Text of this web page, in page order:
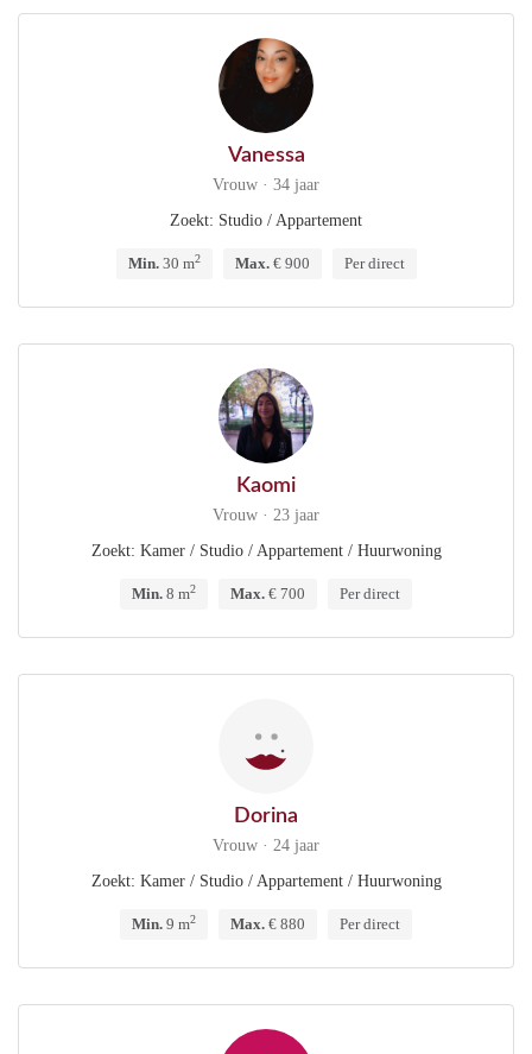
Vanessa
Vrouw · 34 jaar
Zoekt: Studio / Appartement
Min.30 m2 Max.€ 900 Per direct
Kaomi
Vrouw · 23 jaar
Zoekt: Kamer / Studio / Appartement / Huurwoning
Min. 8 m2 Max. € 700 Per direct
Dorina
Vrouw · 24 jaar
Zoekt: Kamer / Studio / Appartement / Huurwoning
Min. 9 m2 Max. € 880 Per direct